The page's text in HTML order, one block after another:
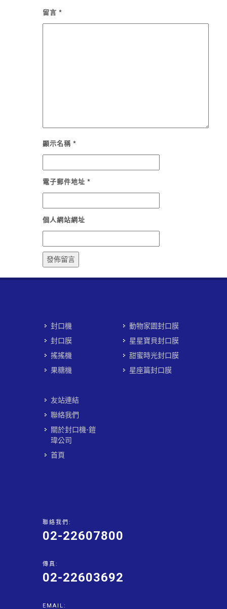
留言 *
顯示名稱 *
電子郵件地址 *
個人網站網址
封口機
封口膜
搖搖機
果糖機
動物家園封口膜
星星寶貝封口膜
甜蜜時光封口膜
星座篇封口膜
友站連結
聯絡我們
關於封口機-鎧
瑋公司
首頁
聯絡我們:
02-22607800
傳真:
02-22603692
EMAIL: